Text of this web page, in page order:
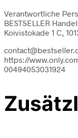
Verantwortliche
BESTSELLER
Koivistokade 1 C,
https://
00494053031924